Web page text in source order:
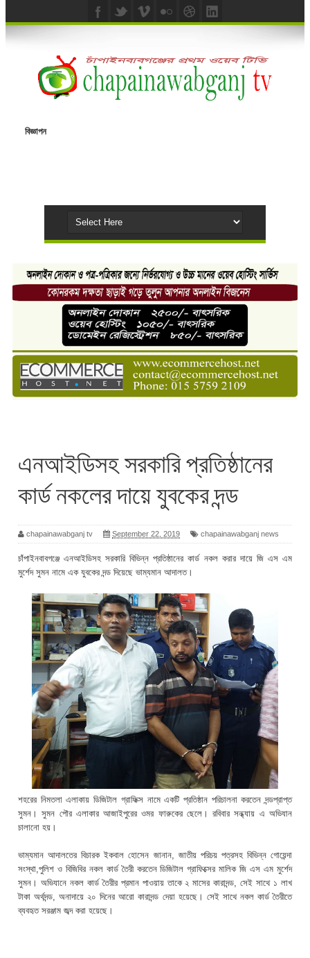
বিজ্ঞাপন
এনআইডিসহ সরকারি প্রতিষ্ঠানের
কার্ড নকলের দায়ে যুবকের দন্ড
chapainawabganj tv September 22, 2019 chapainawabganj news
চাঁপাইনবাবগঞ্জে এনআইডিসহ সরকারি বিভিন্ন প্রতিষ্ঠানের কার্ড নকল করার দায়ে জি এস এম
মুর্শেদ সুমন নামে এক যুবকের দন্ড দিয়েছে ভাম্যমান আদালত।
শহরের নিমতলা এলাকায় ডিজিটাল গ্রাফিক্স নামে একটি প্রতিষ্ঠান পরিচালনা করতেন দন্ডপ্রাপ্ত
সুমন। সুমন পৌর এলাকার আজাইপুরের ওমর ফারুকের ছেলে। রবিবার সন্ধ্যায় এ অভিযান
চালানো হয়।
ভাম্যমান আদালতের বিচারক ইকবাল হোসেন জানান, জাতীয় পরিচয় পত্রসহ বিভিন্ন গোয়েন্দা
সংস্থা,পুলিশ ও বিজিবির নকল কার্ড তৈরী করতেন ডিজিটাল গ্রাফিক্সের মালিক জি এস এম মুর্শেদ
সুমন। অভিযানে নকল কার্ড তৈরীর প্রমান পাওয়ায় তাকে ২ মাসের কারাদন্ড, সেই সাথে ১ লাখ
টাকা অর্থদন্ড, অনাদায়ে ২০ দিনের আরো কারাদন্ড দেয়া হয়েছে। সেই সাথে নকল কার্ড তৈরীতে
ব্যবহৃত সরঞ্জাম জব্দ করা হয়েছে।